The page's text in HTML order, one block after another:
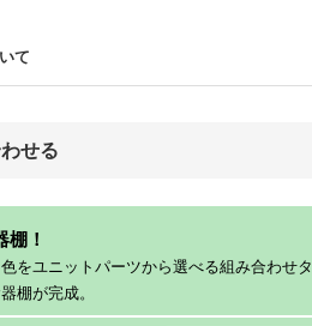
て
せる
！
をユニットパーツから選べる組み合わせタ
棚が完成。